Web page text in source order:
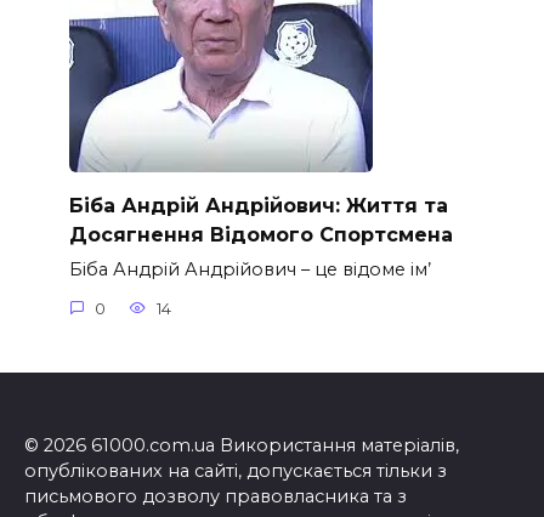
Біба Андрій Андрійович: Життя та
Досягнення Відомого Спортсмена
Біба Андрій Андрійович – це відоме ім’
0 14
© 2026 61000.com.ua Використання матеріалів,
опублікованих на сайті, допускається тільки з
письмового дозволу правовласника та з